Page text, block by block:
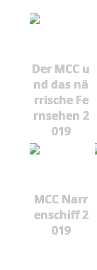
Der MCC u
nd das nä
rrische Fe
rnsehen 2
019
MCC Narr
enschiff 2
019